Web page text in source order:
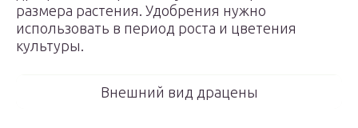
размера растения. Удобрения нужно
использовать в период роста и цветения
культуры.
Внешний вид драцены